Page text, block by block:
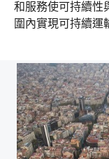
和服務使可持續性
圍內實現可持續運